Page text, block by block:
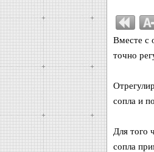
Вместе с
точно
сопла и
Для того
сопла